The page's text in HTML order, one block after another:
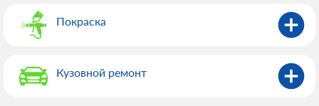
Покраска
Кузовной ремонт